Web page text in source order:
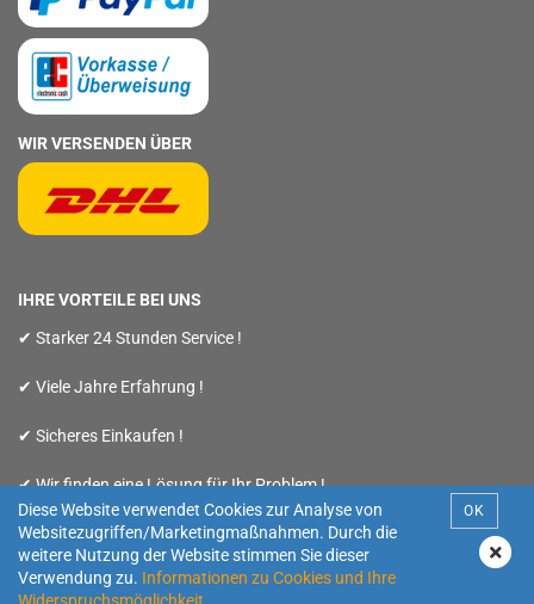
Diese Website verwendet Cookies zur Analyse von
Websitezugriffen/Marketingmaßnahmen. Durch die
weitere Nutzung der Website stimmen Sie dieser
Verwendung zu. Informationen zu Cookies und Ihre
OK
WIR VERSENDEN ÜBER
IHRE VORTEILE BEI UNS
✔ Starker 24 Stunden Service !
✔ Viele Jahre Erfahrung !
✔ Sicheres Einkaufen !
✔ Wir finden eine Lösung für Ihr Problem !
Webshopby Gambio.de © 2019